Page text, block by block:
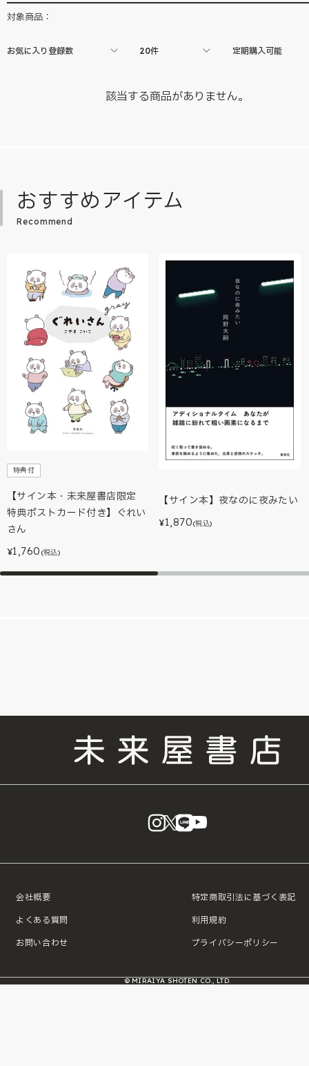
対象商品：
お気に入り登録数 20件 定期購入可能
該当する商品がありません。
おすすめアイテム
Recommend
特典付
【サイン本・未来屋書店限定
特典ポストカード付き】ぐれい
さん
¥1,760 (税込)
【サイン本】夜なのに夜みたい
¥1,870(税込)
instagram
X LINE
会社概要
よくある質問
お問い合わせ
特定商取引法に基づく表記
利用規約
プライバシーポリシー
© MIRAIYA SHOTEN CO., LTD.